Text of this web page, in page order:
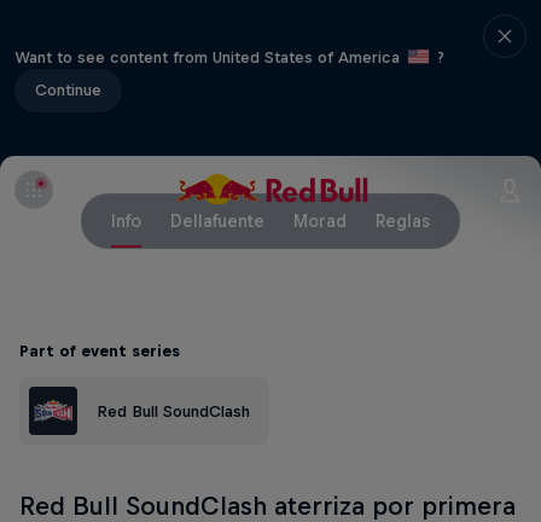
Want to see content from United States of America
?
Continue
Info Dellafuente Morad Reglas
Part of event series
Red Bull SoundClash
Red Bull SoundClash aterriza por primera